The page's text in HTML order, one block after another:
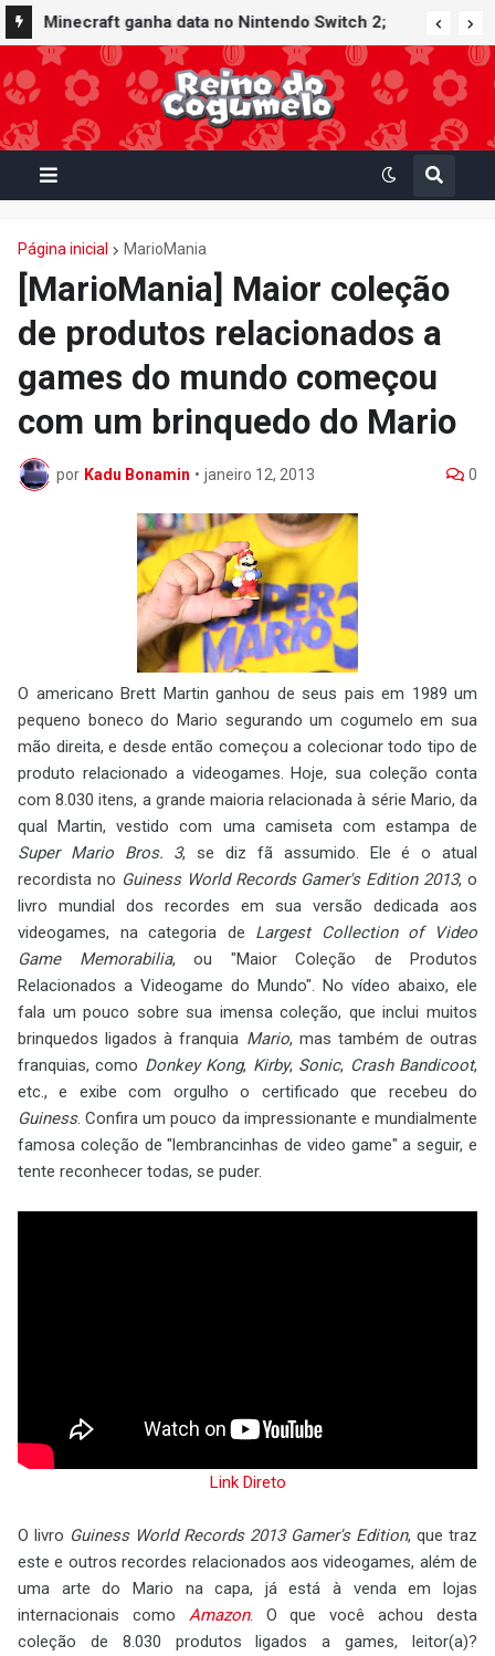
Minecraft ganha data no Nintendo Switch 2;
Super Mario Mash-Up receberá atualização
gráfica exclusiva
Página inicial MarioMania
[MarioMania] Maior coleção
de produtos relacionados a
games do mundo começou
com um brinquedo do Mario
por Kadu Bonamin • janeiro 12, 2013 0
O americano Brett Martin ganhou de seus pais em 1989 um
pequeno boneco do Mario segurando um cogumelo em sua
mão direita, e desde então começou a colecionar todo tipo de
produto relacionado a videogames. Hoje, sua coleção conta
com 8.030 itens, a grande maioria relacionada à série Mario, da
qual Martin, vestido com uma camiseta com estampa de
Super Mario Bros. 3, se diz fã assumido. Ele é o atual
recordista no Guiness World Records Gamer's Edition 2013, o
livro mundial dos recordes em sua versão dedicada aos
videogames, na categoria de Largest Collection of Video
Game Memorabilia, ou "Maior Coleção de Produtos
Relacionados a Videogame do Mundo". No vídeo abaixo, ele
fala um pouco sobre sua imensa coleção, que inclui muitos
brinquedos ligados à franquia Mario, mas também de outras
franquias, como Donkey Kong, Kirby, Sonic, Crash Bandicoot,
etc., e exibe com orgulho o certificado que recebeu do
Guiness. Confira um pouco da impressionante e mundialmente
famosa coleção de "lembrancinhas de video game" a seguir, e
tente reconhecer todas, se puder.
Link Direto
O livro Guiness World Records 2013 Gamer's Edition, que traz
este e outros recordes relacionados aos videogames, além de
uma arte do Mario na capa, já está à venda em lojas
internacionais como Amazon. O que você achou desta
coleção de 8.030 produtos ligados a games, leitor(a)?